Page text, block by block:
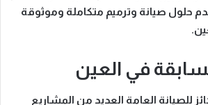
حلول صيانة وترميم متكاملة وموثوقة
في العين
للصيانة العامة العديد من المشاريع